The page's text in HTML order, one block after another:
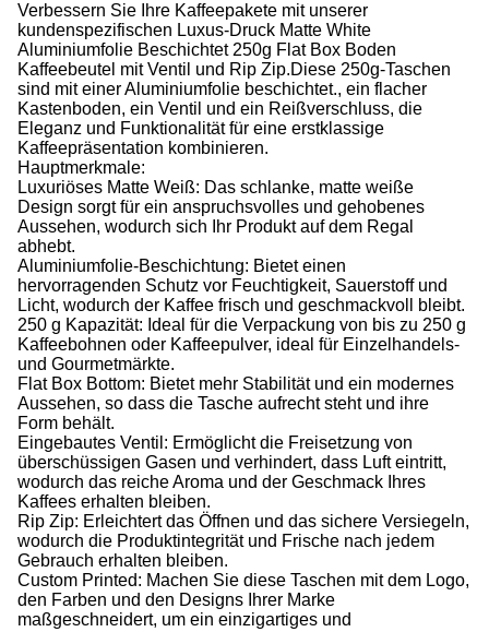
Verbessern Sie Ihre Kaffeepakete mit unserer
kundenspezifischen Luxus-Druck Matte White
Aluminiumfolie Beschichtet 250g Flat Box Boden
Kaffeebeutel mit Ventil und Rip Zip.Diese 250g-Taschen
sind mit einer Aluminiumfolie beschichtet., ein flacher
Kastenboden, ein Ventil und ein Reißverschluss, die
Eleganz und Funktionalität für eine erstklassige
Kaffeepräsentation kombinieren.
Hauptmerkmale:
Luxuriöses Matte Weiß: Das schlanke, matte weiße
Design sorgt für ein anspruchsvolles und gehobenes
Aussehen, wodurch sich Ihr Produkt auf dem Regal
abhebt.
Aluminiumfolie-Beschichtung: Bietet einen
hervorragenden Schutz vor Feuchtigkeit, Sauerstoff und
Licht, wodurch der Kaffee frisch und geschmackvoll bleibt.
250 g Kapazität: Ideal für die Verpackung von bis zu 250 g
Kaffeebohnen oder Kaffeepulver, ideal für Einzelhandels-
und Gourmetmärkte.
Flat Box Bottom: Bietet mehr Stabilität und ein modernes
Aussehen, so dass die Tasche aufrecht steht und ihre
Form behält.
Eingebautes Ventil: Ermöglicht die Freisetzung von
überschüssigen Gasen und verhindert, dass Luft eintritt,
wodurch das reiche Aroma und der Geschmack Ihres
Kaffees erhalten bleiben.
Rip Zip: Erleichtert das Öffnen und das sichere Versiegeln,
wodurch die Produktintegrität und Frische nach jedem
Gebrauch erhalten bleiben.
Custom Printed: Machen Sie diese Taschen mit dem Logo,
den Farben und den Designs Ihrer Marke
maßgeschneidert, um ein einzigartiges und